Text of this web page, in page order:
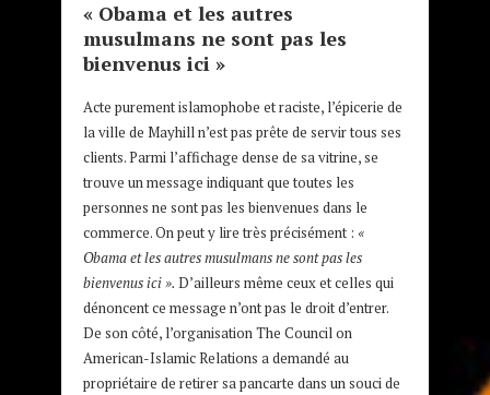
« Obama et les autres
musulmans ne sont pas les
bienvenus ici »
Acte purement islamophobe et raciste, l’épicerie de
la ville de Mayhill n’est pas prête de servir tous ses
clients. Parmi l’affichage dense de sa vitrine, se
trouve un message indiquant que toutes les
personnes ne sont pas les bienvenues dans le
commerce. On peut y lire très précisément : «
Obama et les autres musulmans ne sont pas les
bienvenus ici ». D’ailleurs même ceux et celles qui
dénoncent ce message n’ont pas le droit d’entrer.
De son côté, l’organisation The Council on
American-Islamic Relations a demandé au
propriétaire de retirer sa pancarte dans un souci de